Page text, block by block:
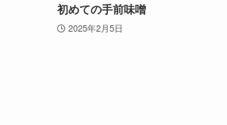
初めての手前味噌
2025年2月5日